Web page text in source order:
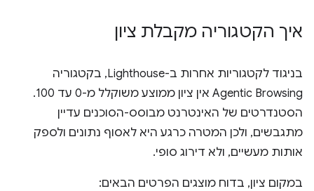
איך הקטגוריה מקבלת ציון
בניגוד לקטגוריות אחרות ב-Lighthouse, בקטגוריה
Agentic Browsing אין ציון ממוצע משוקלל מ-0 עד 100.
הסטנדרטים של האינטרנט מבוסס-הסוכנים עדיין
מתגבשים, ולכן המטרה כרגע היא לאסוף נתונים ולספק
אותות מעשיים, ולא דירוג סופי.
במקום ציון, בדוח מוצגים הפרטים הבאים: